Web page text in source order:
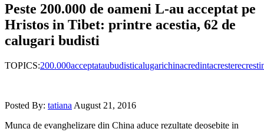
Peste 200.000 de oameni L-au acceptat pe
Hristos in Tibet: printre acestia, 62 de
calugari budisti
TOPICS:200.000acceptataubudisticalugarichinacredintacrestere
Posted By: tatiana August 21, 2016
Munca de evanghelizare din China aduce rezultate deosebite in